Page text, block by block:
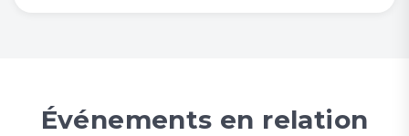
Événements en relation